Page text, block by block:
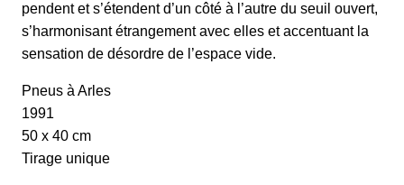
pendent et s’étendent d’un côté à l’autre du seuil ouvert,
s’harmonisant étrangement avec elles et accentuant la
sensation de désordre de l’espace vide.
Pneus à Arles
1991
50 x 40 cm
Tirage unique